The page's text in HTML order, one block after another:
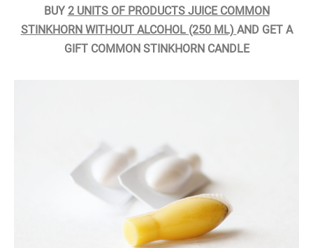
BUY 2 UNITS OF PRODUCTS JUICE COMMON
STINKHORN WITHOUT ALCOHOL (250 ML) AND GET A
GIFT COMMON STINKHORN CANDLE